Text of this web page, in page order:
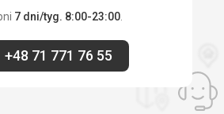
7 dni/tyg. 8:00-23:00
+48 71 771 76 55